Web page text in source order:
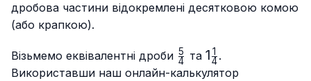
дробова частини відокремлені десятковою комою
(або крапкою).
Візьмемо еквівалентні дроби \frac{5}
{4}
4
5 та 1\frac{1}
{4}
14
1 .
Використавши наш онлайн-калькулятор